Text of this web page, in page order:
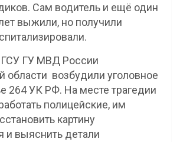
Сам водитель и ещё один
выжили, но получили
ГСУ ГУ МВД России
области возбудили уголовное
264 УК РФ. На месте трагедии
полицейские, им
картину
и выяснить детали